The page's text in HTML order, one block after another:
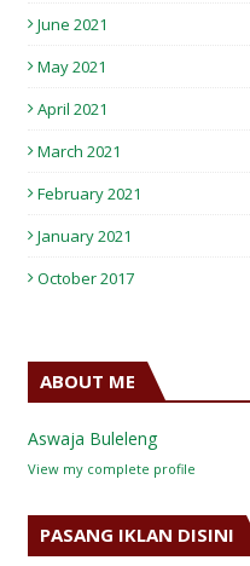
June 2021
May 2021
April 2021
March 2021
February 2021
January 2021
October 2017
ABOUT ME
Aswaja Buleleng
View my complete profile
PASANG IKLAN DISINI